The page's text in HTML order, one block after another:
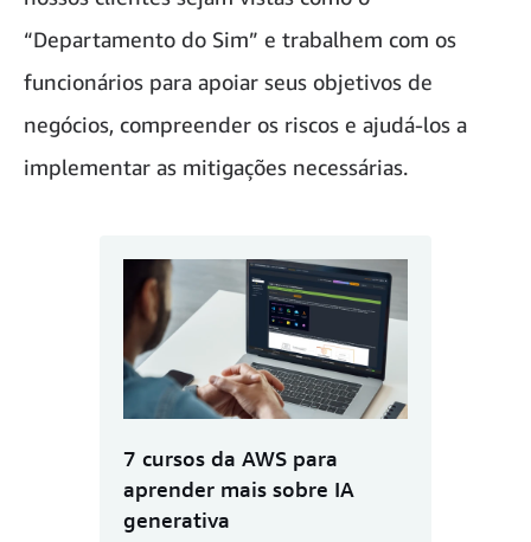
“Departamento do Sim” e trabalhem com os
funcionários para apoiar seus objetivos de
negócios, compreender os riscos e ajudá-los a
implementar as mitigações necessárias.
7 cursos da AWS para
aprender mais sobre IA
generativa